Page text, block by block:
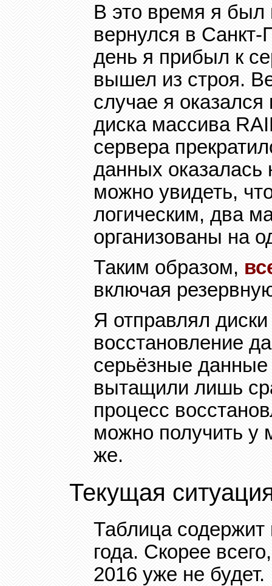
В это время я был
вернулся в
день я прибыл к
вышел из строя.
случае я оказался
диска массива
сервера
данных
можно увидеть,
логическим, два
организованы на
Таким образом,
включая
Я отправлял
восстановление
серьёзные
вытащили лишь
процесс
можно получить у
же.
Текущая
Таблица
года. Скорее
2016 уже не будет.